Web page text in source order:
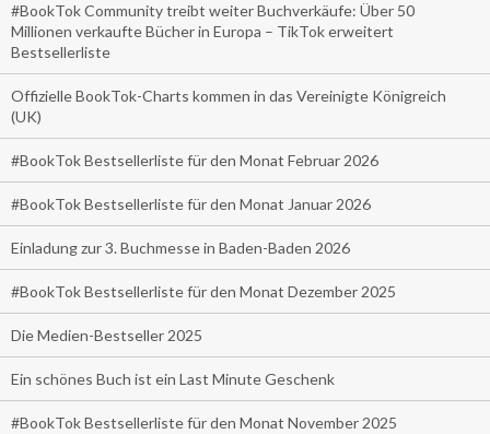
#BookTok Community treibt weiter Buchverkäufe: Über 50
Millionen verkaufte Bücher in Europa – TikTok erweitert
Bestsellerliste
Offizielle BookTok-Charts kommen in das Vereinigte Königreich
(UK)
#BookTok Bestsellerliste für den Monat Februar 2026
#BookTok Bestsellerliste für den Monat Januar 2026
Einladung zur 3. Buchmesse in Baden-Baden 2026
#BookTok Bestsellerliste für den Monat Dezember 2025
Die Medien-Bestseller 2025
Ein schönes Buch ist ein Last Minute Geschenk
#BookTok Bestsellerliste für den Monat November 2025